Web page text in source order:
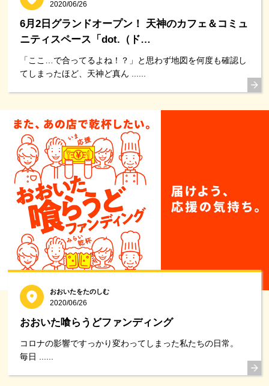
2020/06/26
6月2日グランドオープン！ 天神のカフェ＆コミュ
ニティスペース「dot.（ド…
「ここ…で合ってるよね！？」と思わず地図を何度も確認し
てしまったほど、天神ど真ん ......
おおいたをたのしむ
2020/06/26
おおいた喰らうどファンディング
コロナの影響ですっかり変わってしまった私たちの日常。
毎日 ......